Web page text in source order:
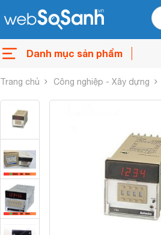
Danh mục sản phẩm
Trang chủ Công nghiệp - Xây dựng